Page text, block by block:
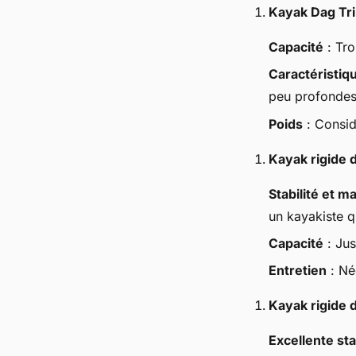
Kayak Dag
Capacité :
peu
Poids :
Kayak rigide
Stabilité et
un kayakiste
Capacité :
Entretien :
Kayak rigide
Excellente